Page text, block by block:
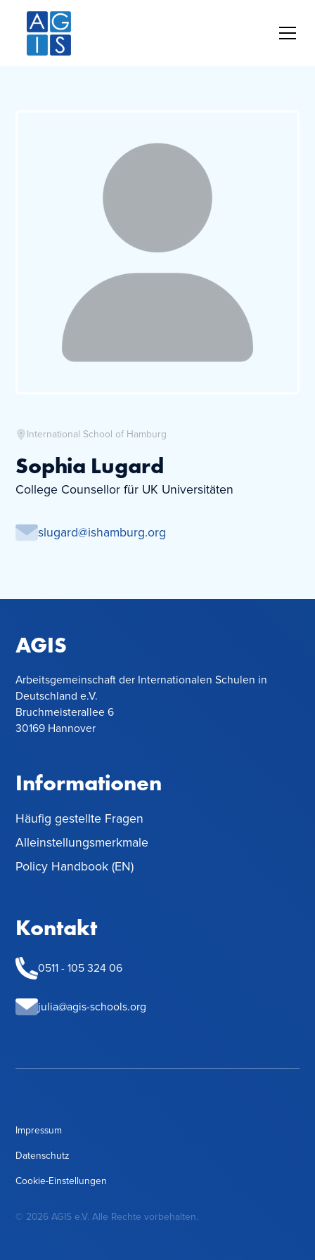
International School of Hamburg
Sophia Lugard
College Counsellor für UK Universitäten
slugard@ishamburg.org
AGIS
Arbeitsgemeinschaft der Internationalen Schulen in
Deutschland e.V.
Bruchmeisterallee 6
30169 Hannover
Informationen
Häufig gestellte Fragen
Alleinstellungsmerkmale
Policy Handbook (EN)
Kontakt
0511 - 105 324 06
julia@agis-schools.org
© 2026 AGIS e.V. Alle Rechte vorbehalten.
Impressum
Datenschutz
Cookie-Einstellungen